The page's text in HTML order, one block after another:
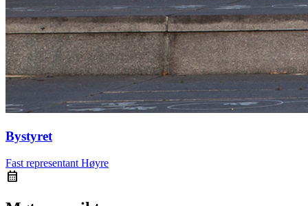
Bystyret
Fast representant Høyre
calendar_month